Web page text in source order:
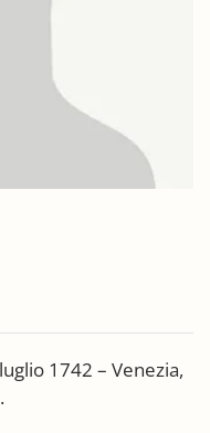
1742 – Venezia,